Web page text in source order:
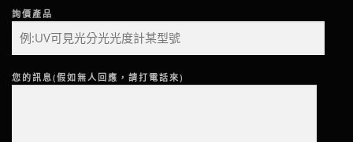
詢價產品
您的訊息(假如無人回應，請打電話來)